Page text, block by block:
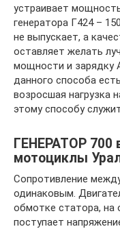
устраивает
генератора Г424 –
не выпускает, а
оставляет желать
мощности и зарядку
данного способа
возросшая нагрузка
этому способу
ГЕНЕРАТОР 700
мотоциклы
Сопротивление
одинаковым.
обмотке статора, на
поступает